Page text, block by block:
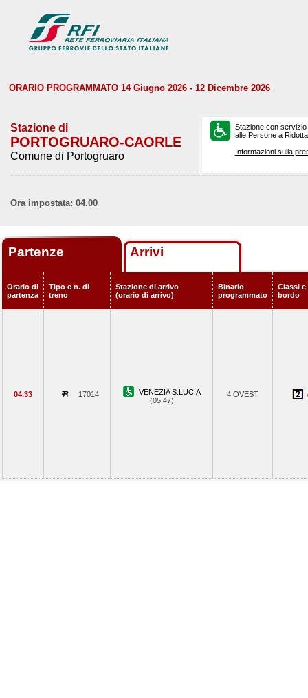
ORARIO PROGRAMMATO 14 Giugno 2026 - 12 Dicembre 2026
Stazione di
PORTOGRUARO-CAORLE
Comune di Portogruaro
Stazione con
alle Persone a
Informazioni sulla
Ora impostata: 04.00
Partenze Arrivi
Orario di
partenza
Tipo e n. di
treno
Stazione di arrivo
(orario di arrivo)
Binario
programmato
Classi e
bordo
04.33 17014
VENEZIA S.LUCIA
(05.47)
4 OVEST